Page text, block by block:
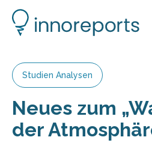
Studien Analysen
Neues zum
der